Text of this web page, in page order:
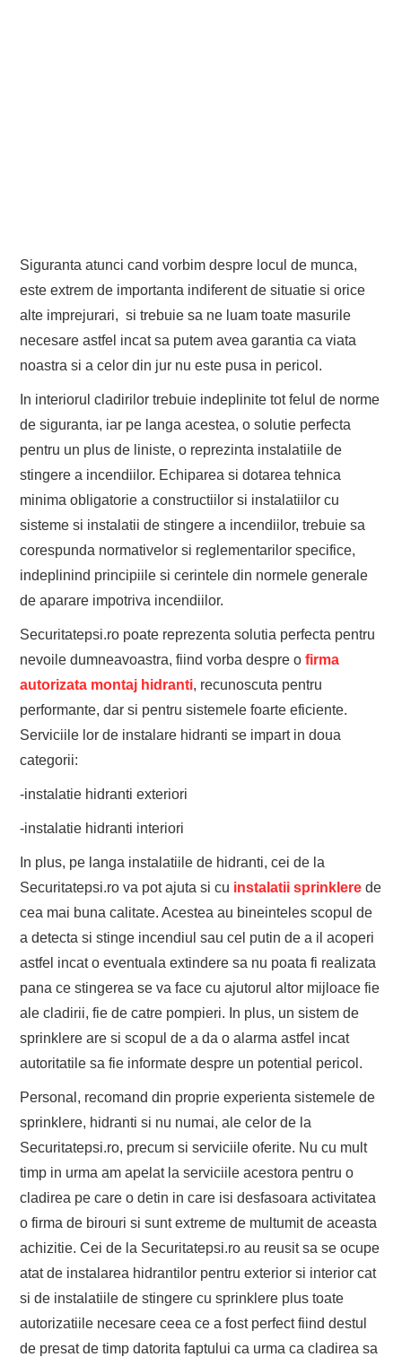
Siguranta atunci cand vorbim despre locul de munca,
este extrem de importanta indiferent de situatie si orice
alte imprejurari, si trebuie sa ne luam toate masurile
necesare astfel incat sa putem avea garantia ca viata
noastra si a celor din jur nu este pusa in pericol.
In interiorul cladirilor trebuie indeplinite tot felul de norme
de siguranta, iar pe langa acestea, o solutie perfecta
pentru un plus de liniste, o reprezinta instalatiile de
stingere a incendiilor. Echiparea si dotarea tehnica
minima obligatorie a constructiilor si instalatiilor cu
sisteme si instalatii de stingere a incendiilor, trebuie sa
corespunda normativelor si reglementarilor specifice,
indeplinind principiile si cerintele din normele generale
de aparare impotriva incendiilor.
Securitatepsi.ro poate reprezenta solutia perfecta pentru
nevoile dumneavoastra, fiind vorba despre ofirma
autorizata montaj hidranti, recunoscuta pentru
performante, dar si pentru sistemele foarte eficiente.
Serviciile lor de instalare hidranti se impart in doua
categorii:
-instalatie hidranti exteriori
-instalatie hidranti interiori
In plus, pe langa instalatiile de hidranti, cei de la
Securitatepsi.ro va pot ajuta si cu instalatii sprinklere de
cea mai buna calitate. Acestea au bineinteles scopul de
a detecta si stinge incendiul sau cel putin de a il acoperi
astfel incat o eventuala extindere sa nu poata fi realizata
pana ce stingerea se va face cu ajutorul altor mijloace fie
ale cladirii, fie de catre pompieri. In plus, un sistem de
sprinklere are si scopul de a da o alarma astfel incat
autoritatile sa fie informate despre un potential pericol.
Personal, recomand din proprie experienta sistemele de
sprinklere, hidranti si nu numai, ale celor de la
Securitatepsi.ro, precum si serviciile oferite. Nu cu mult
timp in urma am apelat la serviciile acestora pentru o
cladirea pe care o detin in care isi desfasoara activitatea
o firma de birouri si sunt extreme de multumit de aceasta
achizitie. Cei de la Securitatepsi.ro au reusit sa se ocupe
atat de instalarea hidrantilor pentru exterior si interior cat
si de instalatiile de stingere cu sprinklere plus toate
autorizatiile necesare ceea ce a fost perfect fiind destul
de presat de timp datorita faptului ca urma ca cladirea sa